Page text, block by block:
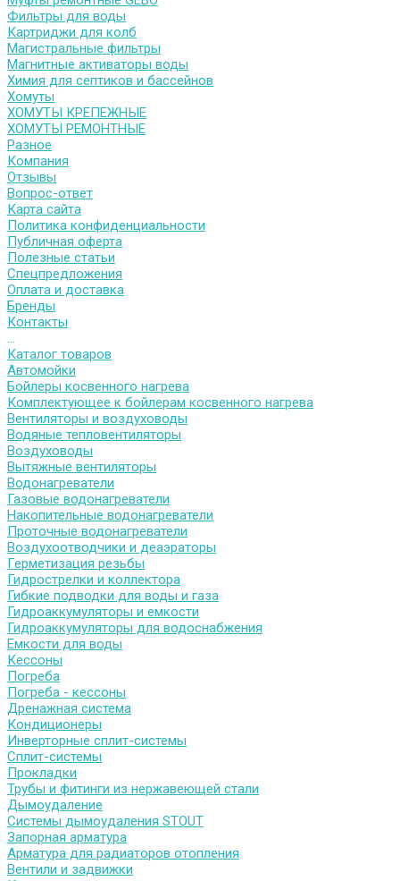
Фильтры для воды
Картриджи для колб
Магистральные фильтры
Магнитные активаторы воды
Химия для септиков и бассейнов
Хомуты
ХОМУТЫ КРЕПЕЖНЫЕ
ХОМУТЫ РЕМОНТНЫЕ
Разное
Компания
Отзывы
Вопрос-ответ
Карта сайта
Политика конфиденциальности
Публичная оферта
Полезные статьи
Спецпредложения
Оплата и доставка
Бренды
Контакты
...
Каталог товаров
Автомойки
Бойлеры косвенного нагрева
Комплектующее к бойлерам косвенного нагрева
Вентиляторы и воздуховоды
Водяные тепловентиляторы
Воздуховоды
Вытяжные вентиляторы
Водонагреватели
Газовые водонагреватели
Накопительные водонагреватели
Проточные водонагреватели
Воздухоотводчики и деаэраторы
Герметизация резьбы
Гидрострелки и коллектора
Гибкие подводки для воды и газа
Гидроаккумуляторы и емкости
Гидроаккумуляторы для водоснабжения
Емкости для воды
Кессоны
Погреба
Погреба - кессоны
Дренажная система
Кондиционеры
Инверторные сплит-системы
Сплит-системы
Прокладки
Трубы и фитинги из нержавеющей стали
Дымоудаление
Системы дымоудаления STOUT
Запорная арматура
Арматура для радиаторов отопления
Вентили и задвижки